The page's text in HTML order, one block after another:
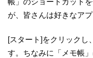
帳」のショートカット
が、皆さんは好きなア
[スタート]をクリックし
す。ちなみに「メモ帳